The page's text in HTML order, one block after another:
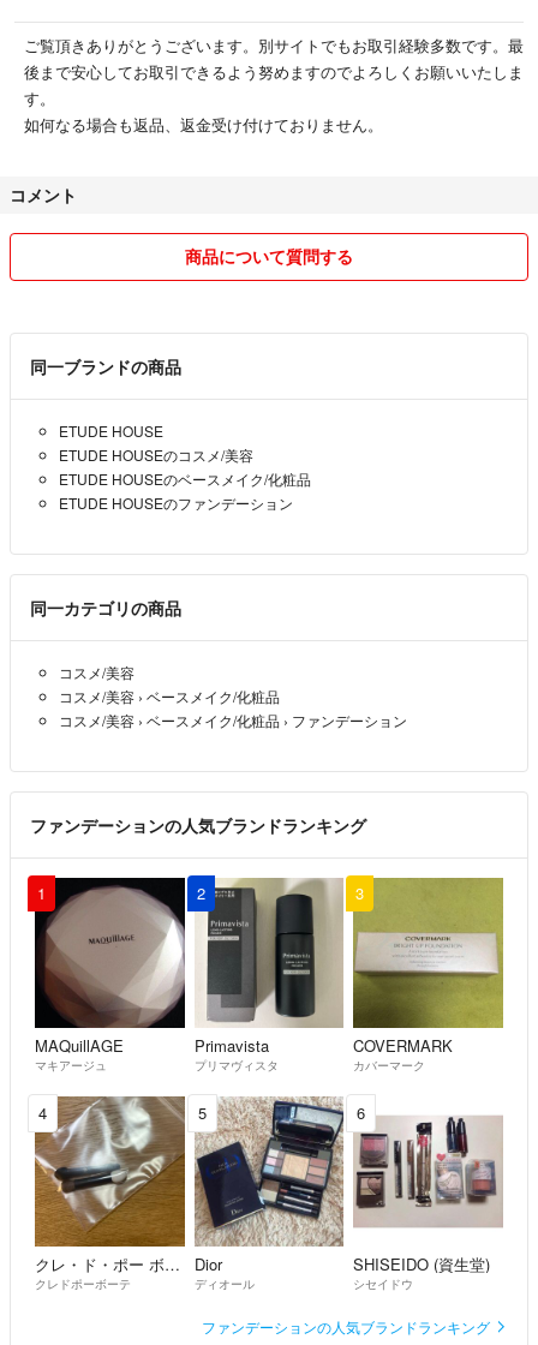
ご覧頂きありがとうございます。別サイトでもお取引経験多数です。最
後まで安心してお取引できるよう努めますのでよろしくお願いいたしま
す。
如何なる場合も返品、返金受け付けておりません。
コメント
商品について質問する
同一ブランドの商品
ETUDE HOUSE
ETUDE HOUSEのコスメ/美容
ETUDE HOUSEのベースメイク/化粧品
ETUDE HOUSEのファンデーション
同一カテゴリの商品
コスメ/美容
コスメ/美容 › ベースメイク/化粧品
コスメ/美容 › ベースメイク/化粧品 › ファンデーション
ファンデーションの人気ブランドランキング
1
MAQuillAGE
マキアージュ
2
Primavista
プリマヴィスタ
3
COVERMARK
カバーマーク
4
クレ・ド・ポー ボーテ
クレドポーボーテ
5
Dior
ディオール
6
SHISEIDO (資生堂)
シセイドウ
ファンデーションの人気ブランドランキング